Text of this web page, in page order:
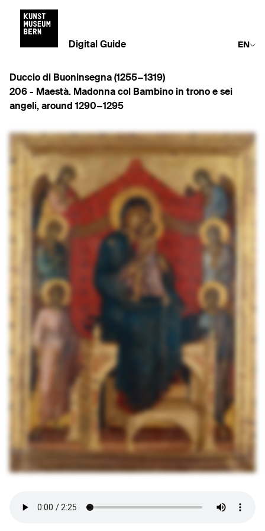
Digital Guide EN
Duccio di Buoninsegna (1255−1319)
206 - Maestà. Madonna col Bambino in trono e sei
angeli, around 1290−1295